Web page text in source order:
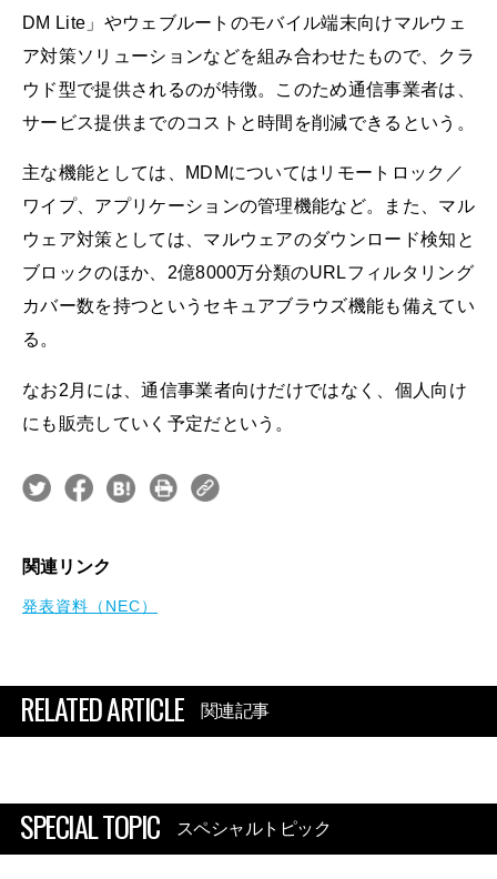
DM Lite」やウェブルートのモバイル端末向けマルウェ
ア対策ソリューションなどを組み合わせたもので、クラ
ウド型で提供されるのが特徴。このため通信事業者は、
サービス提供までのコストと時間を削減できるという。
主な機能としては、MDMについてはリモートロック／
ワイプ、アプリケーションの管理機能など。また、マル
ウェア対策としては、マルウェアのダウンロード検知と
ブロックのほか、2億8000万分類のURLフィルタリング
カバー数を持つというセキュアブラウズ機能も備えてい
る。
なお2月には、通信事業者向けだけではなく、個人向け
にも販売していく予定だという。
関連リンク
発表資料（NEC）
RELATED ARTICLE 関連記事
SPECIAL TOPIC スペシャルトピック